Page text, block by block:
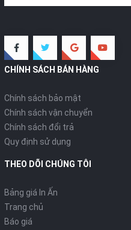
CHÍNH SÁCH BÁN HÀNG
Chính sách bảo mật
Chính sách vận chuyển
Chính sách đổi trả
Quy định sử dụng
THEO DÕI CHÚNG TÔI
Bảng giá In Ấn
Trang chủ
Báo giá